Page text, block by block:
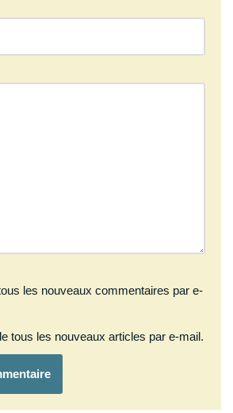
les nouveaux commentaires par e-
tous les nouveaux articles par e-mail.